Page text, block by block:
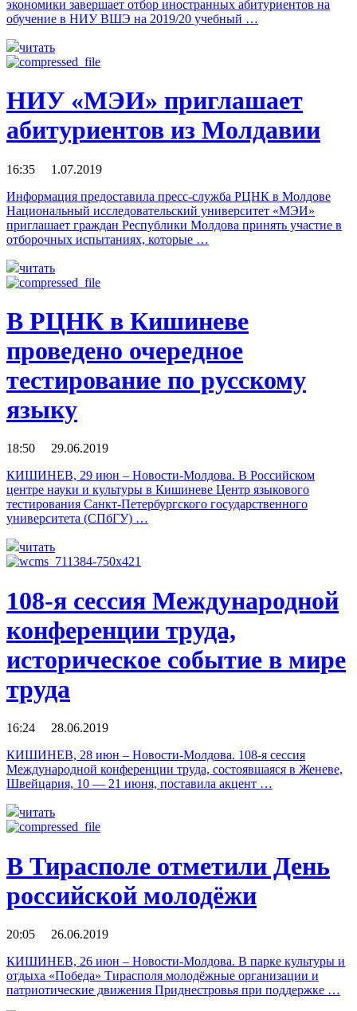
экономики завершает отбор иностранных абитуриентов на
обучение в НИУ ВШЭ на 2019/20 учебный …
читать
НИУ «МЭИ» приглашает
абитуриентов из Молдавии
16:35 1.07.2019
Информация предоставила пресс-служба РЦНК в Молдове
Национальный исследовательский университет «МЭИ»
приглашает граждан Республики Молдова принять участие в
отборочных испытаниях, которые …
читать
В РЦНК в Кишиневе
проведено очередное
тестирование по русскому
языку
18:50 29.06.2019
КИШИНЕВ, 29 июн – Новости-Молдова. В Российском
центре науки и культуры в Кишиневе Центр языкового
тестирования Санкт-Петербургского государственного
университета (СПбГУ) …
читать
108-я сессия Международной
конференции труда,
историческое событие в мире
труда
16:24 28.06.2019
КИШИНЕВ, 28 июн – Новости-Молдова. 108-я сессия
Международной конференции труда, состоявшаяся в Женеве,
Швейцария, 10 — 21 июня, поставила акцент …
читать
В Тирасполе отметили День
российской молодёжи
20:05 26.06.2019
КИШИНЕВ, 26 июн – Новости-Молдова. В парке культуры и
отдыха «Победа» Тирасполя молодёжные организации и
патриотические движения Приднестровья при поддержке …